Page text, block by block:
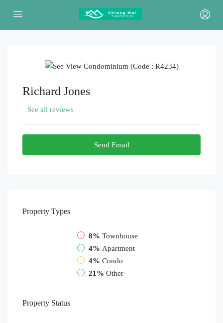
Richard Jones
See all reviews
Send Email
Property Types
8% Townhouse
4% Apartment
4% Condo
21% Other
Property Status